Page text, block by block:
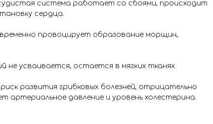
система работает со сбоями, происходит
сердца.
провоцирует образование морщин,
не усваивается, остается в мягких тканях.
развития грибковых болезней, отрицательно
артериальное давление и уровень холестерина.